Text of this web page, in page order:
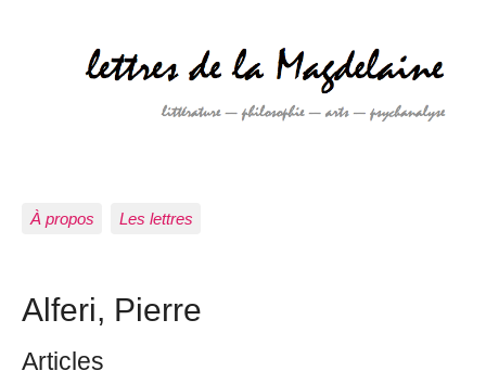
À propos Les lettres
Alferi, Pierre
Articles